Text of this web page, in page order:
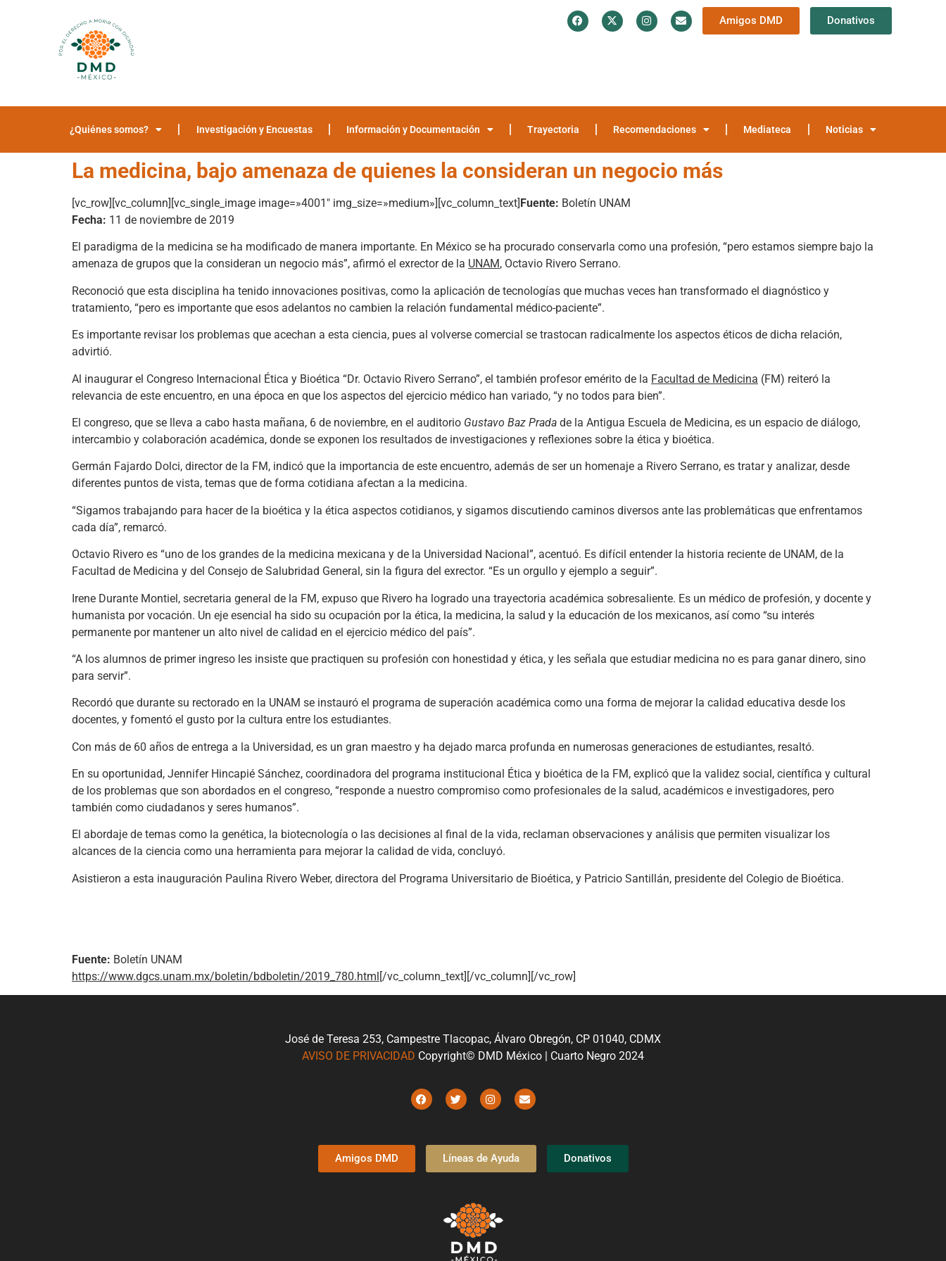
Amigos DMD Donativos
¿Quiénes somos? Investigación y Encuestas Información y Documentación Trayectoria Recomendaciones Mediateca Noticias
La medicina, bajo amenaza de quienes la consideran un negocio más
[vc_row][vc_column][vc_single_image image=»4001″ img_size=»medium»][vc_column_text]Fuente: Boletín UNAM
Fecha: 11 de noviembre de 2019
El paradigma de la medicina se ha modificado de manera importante. En México se ha procurado conservarla como una profesión, “pero estamos siempre bajo la
amenaza de grupos que la consideran un negocio más”, afirmó el exrector de la UNAM, Octavio Rivero Serrano.
Reconoció que esta disciplina ha tenido innovaciones positivas, como la aplicación de tecnologías que muchas veces han transformado el diagnóstico y
tratamiento, “pero es importante que esos adelantos no cambien la relación fundamental médico-paciente”.
Es importante revisar los problemas que acechan a esta ciencia, pues al volverse comercial se trastocan radicalmente los aspectos éticos de dicha relación,
advirtió.
Al inaugurar el Congreso Internacional Ética y Bioética “Dr. Octavio Rivero Serrano”, el también profesor emérito de la Facultad de Medicina (FM) reiteró la
relevancia de este encuentro, en una época en que los aspectos del ejercicio médico han variado, “y no todos para bien”.
El congreso, que se lleva a cabo hasta mañana, 6 de noviembre, en el auditorio Gustavo Baz Prada de la Antigua Escuela de Medicina, es un espacio de diálogo,
intercambio y colaboración académica, donde se exponen los resultados de investigaciones y reflexiones sobre la ética y bioética.
Germán Fajardo Dolci, director de la FM, indicó que la importancia de este encuentro, además de ser un homenaje a Rivero Serrano, es tratar y analizar, desde
diferentes puntos de vista, temas que de forma cotidiana afectan a la medicina.
“Sigamos trabajando para hacer de la bioética y la ética aspectos cotidianos, y sigamos discutiendo caminos diversos ante las problemáticas que enfrentamos
cada día”, remarcó.
Octavio Rivero es “uno de los grandes de la medicina mexicana y de la Universidad Nacional”, acentuó. Es difícil entender la historia reciente de UNAM, de la
Facultad de Medicina y del Consejo de Salubridad General, sin la figura del exrector. “Es un orgullo y ejemplo a seguir”.
Irene Durante Montiel, secretaria general de la FM, expuso que Rivero ha logrado una trayectoria académica sobresaliente. Es un médico de profesión, y docente y
humanista por vocación. Un eje esencial ha sido su ocupación por la ética, la medicina, la salud y la educación de los mexicanos, así como “su interés
permanente por mantener un alto nivel de calidad en el ejercicio médico del país”.
“A los alumnos de primer ingreso les insiste que practiquen su profesión con honestidad y ética, y les señala que estudiar medicina no es para ganar dinero, sino
para servir”.
Recordó que durante su rectorado en la UNAM se instauró el programa de superación académica como una forma de mejorar la calidad educativa desde los
docentes, y fomentó el gusto por la cultura entre los estudiantes.
Con más de 60 años de entrega a la Universidad, es un gran maestro y ha dejado marca profunda en numerosas generaciones de estudiantes, resaltó.
En su oportunidad, Jennifer Hincapié Sánchez, coordinadora del programa institucional Ética y bioética de la FM, explicó que la validez social, científica y cultural
de los problemas que son abordados en el congreso, “responde a nuestro compromiso como profesionales de la salud, académicos e investigadores, pero
también como ciudadanos y seres humanos”.
El abordaje de temas como la genética, la biotecnología o las decisiones al final de la vida, reclaman observaciones y análisis que permiten visualizar los
alcances de la ciencia como una herramienta para mejorar la calidad de vida, concluyó.
Asistieron a esta inauguración Paulina Rivero Weber, directora del Programa Universitario de Bioética, y Patricio Santillán, presidente del Colegio de Bioética.
Fuente: Boletín UNAM
https://www.dgcs.unam.mx/boletin/bdboletin/2019_780.html[/vc_column_text][/vc_column][/vc_row]
José de Teresa 253, Campestre Tlacopac, Álvaro Obregón, CP 01040, CDMX
AVISO DE PRIVACIDAD Copyright© DMD México | Cuarto Negro 2024
Amigos DMD Líneas de Ayuda Donativos